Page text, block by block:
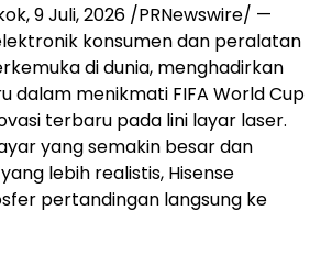
,9 Juli, 2026 /PRNewswire/ —
konsumen dan peralatan
di dunia, menghadirkan
dalam menikmati FIFA World Cup
terbaru pada lini layar laser.
yang semakin besar dan
lebih realistis, Hisense
pertandingan langsung ke